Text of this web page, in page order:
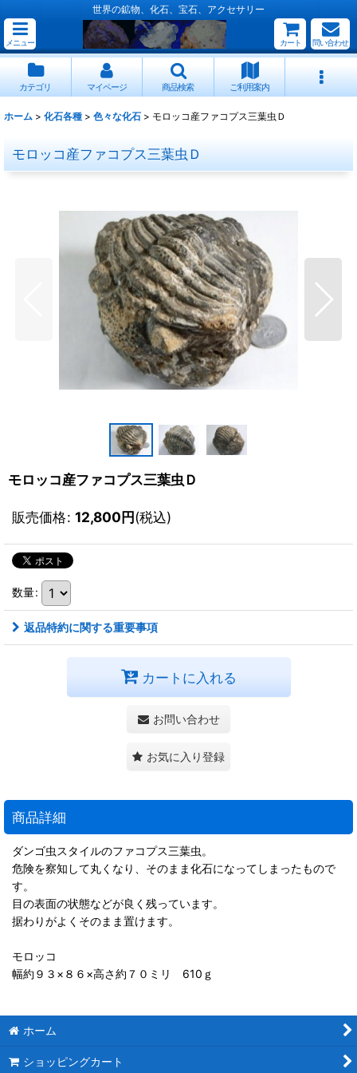
世界の鉱物、化石、宝石、アクセサリー
メニュー カート 問い合わせ
カテゴリ マイページ 商品検索 ご利用案内
ホーム > 化石各種 > 色々な化石 > モロッコ産ファコプス三葉虫Ｄ
モロッコ産ファコプス三葉虫Ｄ
モロッコ産ファコプス三葉虫Ｄ
販売価格: 12,800円(税込)
数量:
返品特約に関する重要事項
カートに入れる
お問い合わせ
お気に入り登録
商品詳細
ダンゴ虫スタイルのファコプス三葉虫。
危険を察知して丸くなり、そのまま化石になってしまったもので
す。
目の表面の状態などが良く残っています。
据わりがよくそのまま置けます。
モロッコ
幅約９３×８６×高さ約７０ミリ 610ｇ
ホーム
ショッピングカート